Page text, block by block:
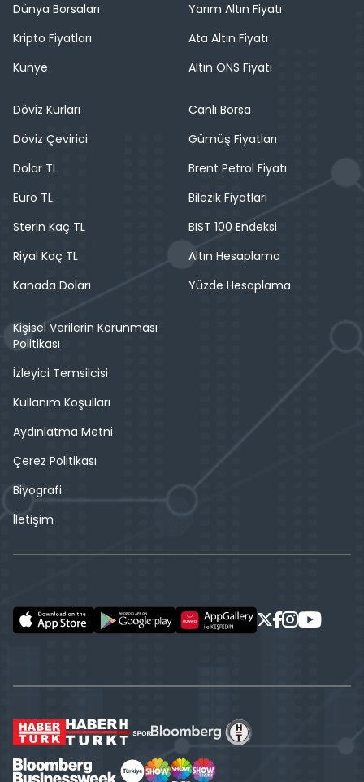
Dünya Borsaları
Kripto Fiyatları
Künye
Yarım Altın Fiyatı
Ata Altın Fiyatı
Altın ONS Fiyatı
Döviz Kurları
Döviz Çevirici
Dolar TL
Euro TL
Sterin Kaç TL
Riyal Kaç TL
Kanada Doları
Canlı Borsa
Gümüş Fiyatları
Brent Petrol Fiyatı
Bilezik Fiyatları
BIST 100 Endeksi
Altın Hesaplama
Yüzde Hesaplama
Kişisel Verilerin Korunması
Politikası
İzleyici Temsilcisi
Kullanım Koşulları
Aydınlatma Metni
Çerez Politikası
Biyografi
İletişim